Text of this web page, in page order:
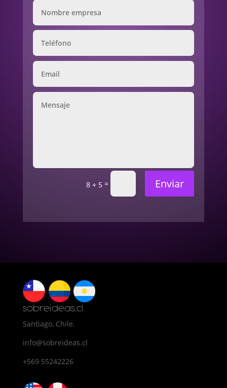
8 + 5 = Enviar
sobreideas.cl
Santiago, Chile.
info@sobreideas.cl
+569 55242226